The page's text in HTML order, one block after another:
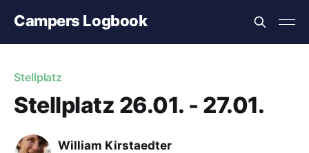
Campers Logbook
Stellplatz
Stellplatz 26.01. - 27.01.
William Kirstaedter